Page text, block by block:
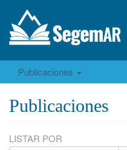
Publicaciones
Publicaciones
LISTAR POR